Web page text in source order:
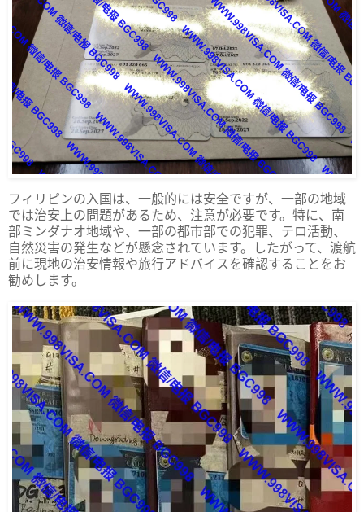
フィリピンの入国は、一般的には安全ですが、一部の地域
では治安上の問題があるため、注意が必要です。特に、南
部ミンダナオ地域や、一部の都市部での犯罪、テロ活動、
自然災害の発生などが懸念されています。したがって、渡航
前に現地の治安情報や旅行アドバイスを確認することをお
勧めします。